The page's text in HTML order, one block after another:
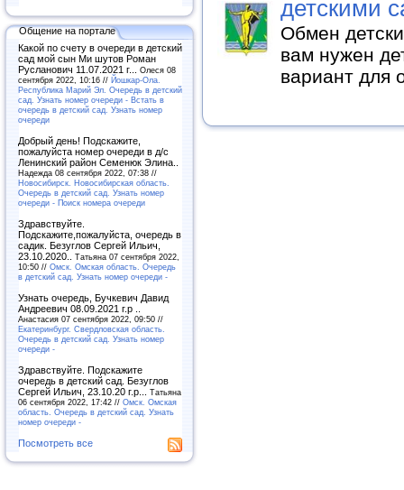
Общение на портале
Какой по счету в очереди в детский
сад мой сын Ми шутов Роман
Русланович 11.07.2021 г... Олеся 08
сентября 2022, 10:16 // Йошкар-Ола.
Республика Марий Эл. Очередь в детский
сад. Узнать номер очереди - Встать в
очередь в детский сад. Узнать номер
очереди
Добрый день! Подскажите,
пожалуйста номер очереди в д/с
Ленинский район Семенюк Элина..
Надежда 08 сентября 2022, 07:38 //
Новосибирск. Новосибирская область.
Очередь в детский сад. Узнать номер
очереди - Поиск номера очереди
Здравствуйте.
Подскажите,пожалуйста, очередь в
садик. Безуглов Сергей Ильич,
23.10.2020.. Татьяна 07 сентября 2022,
10:50 // Омск. Омская область. Очередь
в детский сад. Узнать номер очереди -
Узнать очередь, Бучкевич Давид
Андреевич 08.09.2021 г.р ..
Анастасия 07 сентября 2022, 09:50 //
Екатеринбург. Свердловская область.
Очередь в детский сад. Узнать номер
очереди -
Здравствуйте. Подскажите
очередь в детский сад. Безуглов
Сергей Ильич, 23.10.20 г.р... Татьяна
06 сентября 2022, 17:42 // Омск. Омская
область. Очередь в детский сад. Узнать
номер очереди -
Посмотреть все
детскими
Обмен
вам нужен
вариант для